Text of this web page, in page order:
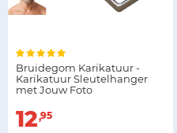
Bruidegom Karikatuur -
Karikatuur Sleutelhanger
met Jouw Foto
12 95